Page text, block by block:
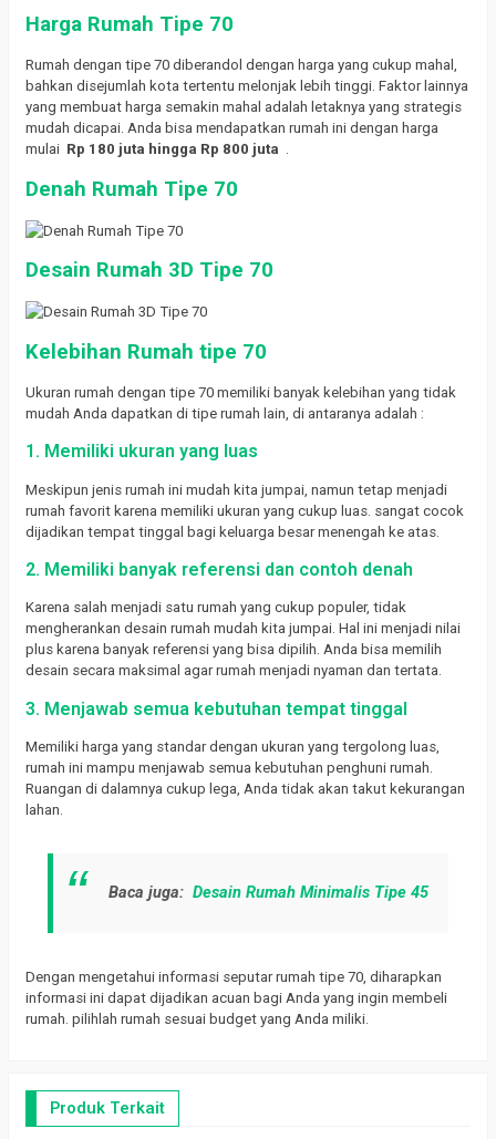
Harga Rumah Tipe 70
Rumah dengan tipe 70 diberandol dengan harga yang cukup mahal,
bahkan disejumlah kota tertentu melonjak lebih tinggi. Faktor lainnya
yang membuat harga semakin mahal adalah letaknya yang strategis
mudah dicapai. Anda bisa mendapatkan rumah ini dengan harga
mulai Rp 180 juta hingga Rp 800 juta .
Denah Rumah Tipe 70
Desain Rumah 3D Tipe 70
Kelebihan Rumah tipe 70
Ukuran rumah dengan tipe 70 memiliki banyak kelebihan yang tidak
mudah Anda dapatkan di tipe rumah lain, di antaranya adalah :
1. Memiliki ukuran yang luas
Meskipun jenis rumah ini mudah kita jumpai, namun tetap menjadi
rumah favorit karena memiliki ukuran yang cukup luas. sangat cocok
dijadikan tempat tinggal bagi keluarga besar menengah ke atas.
2. Memiliki banyak referensi dan contoh denah
Karena salah menjadi satu rumah yang cukup populer, tidak
mengherankan desain rumah mudah kita jumpai. Hal ini menjadi nilai
plus karena banyak referensi yang bisa dipilih. Anda bisa memilih
desain secara maksimal agar rumah menjadi nyaman dan tertata.
3. Menjawab semua kebutuhan tempat tinggal
Memiliki harga yang standar dengan ukuran yang tergolong luas,
rumah ini mampu menjawab semua kebutuhan penghuni rumah.
Ruangan di dalamnya cukup lega, Anda tidak akan takut kekurangan
lahan.
Baca juga:Desain Rumah Minimalis Tipe 45
Dengan mengetahui informasi seputar rumah tipe 70, diharapkan
informasi ini dapat dijadikan acuan bagi Anda yang ingin membeli
rumah. pilihlah rumah sesuai budget yang Anda miliki.
Produk Terkait